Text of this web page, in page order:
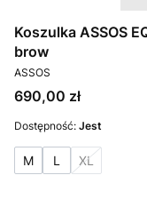
Koszulka ASSOS
brow
PRODUCENT
ASSOS
Cena
690,00 zł
Dostępność: Jest
M L XL